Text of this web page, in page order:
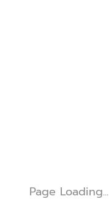
Page Loading...